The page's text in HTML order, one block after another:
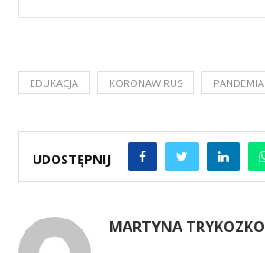
EDUKACJA KORONAWIRUS PANDEMIA
UDOSTĘPNIJ
MARTYNA TRYKOZKO